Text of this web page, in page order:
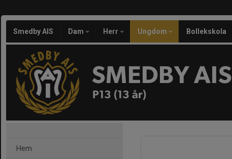
Smedby AIS Dam Herr Ungdom Bollekskola
SMEDBY AIS
P13 (13 år)
Hem